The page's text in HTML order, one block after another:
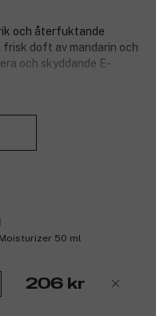
och återfuktande
doft av mandarin och
och skyddande E-
50 ml
206 kr